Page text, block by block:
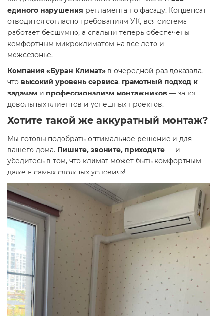
единого нарушения регламента по фасаду. Конденсат
отводится согласно требованиям УК, вся система
работает бесшумно, а спальни теперь обеспечены
комфортным микроклиматом на все лето и
межсезонье.
Компания «Буран Климат» в очередной раз доказала,
что высокий уровень сервиса, грамотный подход к
задачам и профессионализм монтажников — залог
довольных клиентов и успешных проектов.
Хотите такой же аккуратный монтаж?
Мы готовы подобрать оптимальное решение и для
вашего дома. Пишите, звоните, приходите — и
убедитесь в том, что климат может быть комфортным
даже в самых сложных условиях!